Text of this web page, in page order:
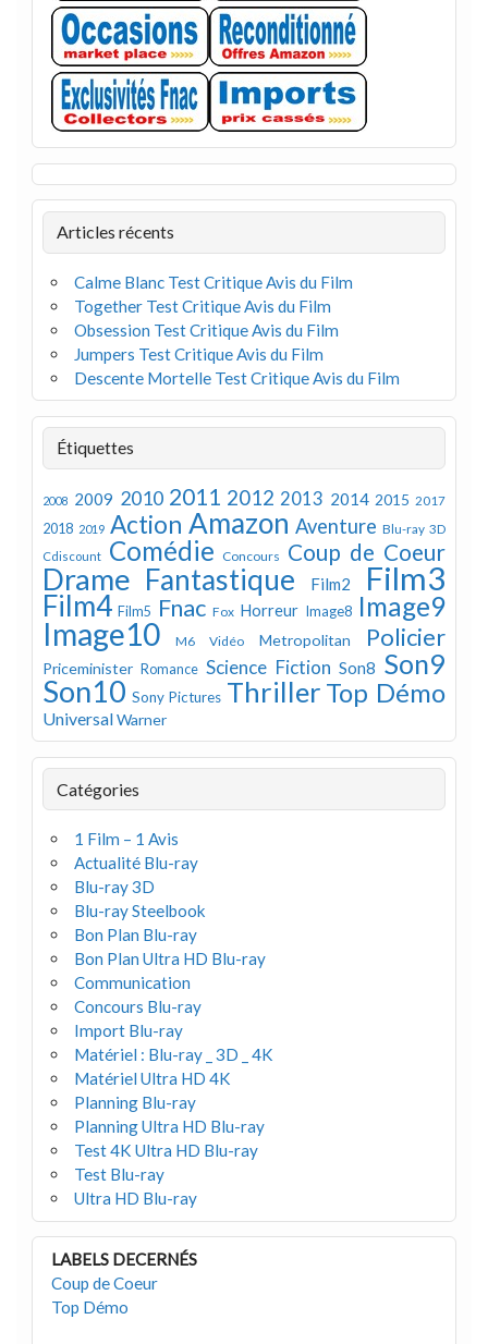
Articles récents
Calme Blanc Test Critique Avis du Film
Together Test Critique Avis du Film
Obsession Test Critique Avis du Film
Jumpers Test Critique Avis du Film
Descente Mortelle Test Critique Avis du Film
Étiquettes
2008 2009 2010 2011 2012 2013 2014 2015 2017
2018 2019 Action Amazon Aventure Blu-ray 3D
Cdiscount Comédie Concours Coup de Coeur
Drame Fantastique Film2 Film3
Film4 Film5 Fnac Fox Horreur Image8 Image9
Image10 M6 Vidéo Metropolitan Policier
Priceminister Romance Science Fiction Son8 Son9
Son10 Sony Pictures Thriller Top Démo
UniversalWarner
Catégories
1 Film – 1 Avis
Actualité Blu-ray
Blu-ray 3D
Blu-ray Steelbook
Bon Plan Blu-ray
Bon Plan Ultra HD Blu-ray
Communication
Concours Blu-ray
Import Blu-ray
Matériel : Blu-ray _ 3D _ 4K
Matériel Ultra HD 4K
Planning Blu-ray
Planning Ultra HD Blu-ray
Test 4K Ultra HD Blu-ray
Test Blu-ray
Ultra HD Blu-ray
LABELS DECERNÉS
Coup de Coeur
Top Démo